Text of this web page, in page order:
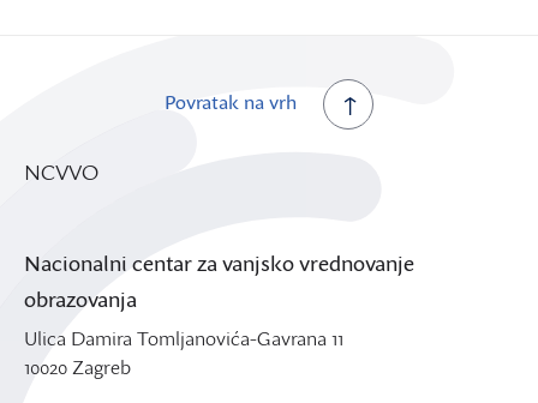
Povratak na vrh
NCVVO
Nacionalni centar za vanjsko vrednovanje
obrazovanja
Ulica Damira Tomljanovića-Gavrana 11
10020 Zagreb